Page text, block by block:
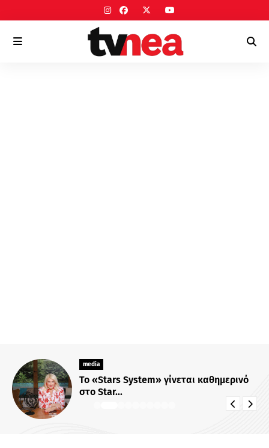
media
Το «Stars System» γίνεται καθημερινό
στο Star...